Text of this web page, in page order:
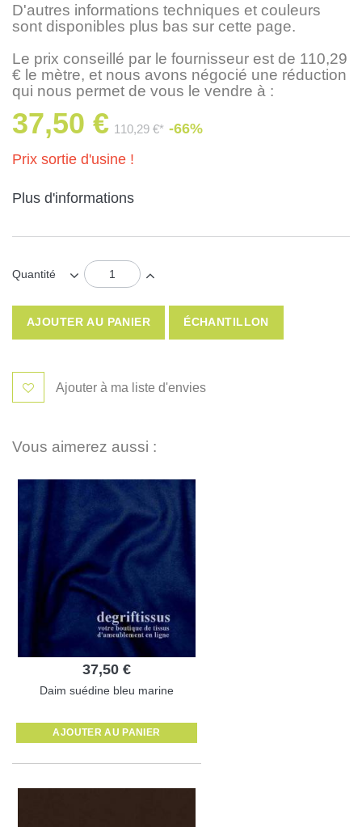
D'autres informations techniques et couleurs
sont disponibles plus bas sur cette page.
Le prix conseillé par le fournisseur est de 110,29
€ le mètre, et nous avons négocié une réduction
qui nous permet de vous le vendre à :
37,50 € 110,29 €* -66%
Prix sortie d'usine !
Plus d'informations
Quantité
AJOUTER AU PANIER ÉCHANTILLON
Ajouter à ma liste d'envies
Vous aimerez aussi :
37,50 €
Daim suédine bleu marine
AJOUTER AU PANIER